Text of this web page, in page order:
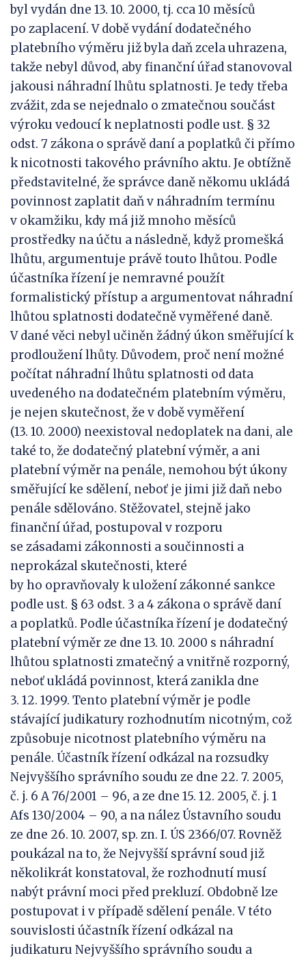
byl vydán dne 13. 10. 2000, tj. cca 10 měsíců
po zaplacení. V době vydání dodatečného
platebního výměru již byla daň zcela uhrazena,
takže nebyl důvod, aby finanční úřad stanovoval
jakousi náhradní lhůtu splatnosti. Je tedy třeba
zvážit, zda se nejednalo o zmatečnou součást
výroku vedoucí k neplatnosti podle ust. § 32
odst. 7 zákona o správě daní a poplatků či přímo
k nicotnosti takového právního aktu. Je obtížně
představitelné, že správce daně někomu ukládá
povinnost zaplatit daň v náhradním termínu
v okamžiku, kdy má již mnoho měsíců
prostředky na účtu a následně, když promešká
lhůtu, argumentuje právě touto lhůtou. Podle
účastníka řízení je nemravné použít
formalistický přístup a argumentovat náhradní
lhůtou splatnosti dodatečně vyměřené daně.
V dané věci nebyl učiněn žádný úkon směřující k
prodloužení lhůty. Důvodem, proč není možné
počítat náhradní lhůtu splatnosti od data
uvedeného na dodatečném platebním výměru,
je nejen skutečnost, že v době vyměření
(13. 10. 2000) neexistoval nedoplatek na dani, ale
také to, že dodatečný platební výměr, a ani
platební výměr na penále, nemohou být úkony
směřující ke sdělení, neboť je jimi již daň nebo
penále sdělováno. Stěžovatel, stejně jako
finanční úřad, postupoval v rozporu
se zásadami zákonnosti a součinnosti a
neprokázal skutečnosti, které
by ho opravňovaly k uložení zákonné sankce
podle ust. § 63 odst. 3 a 4 zákona o správě daní
a poplatků. Podle účastníka řízení je dodatečný
platební výměr ze dne 13. 10. 2000 s náhradní
lhůtou splatnosti zmatečný a vnitřně rozporný,
neboť ukládá povinnost, která zanikla dne
3. 12. 1999. Tento platební výměr je podle
stávající judikatury rozhodnutím nicotným, což
způsobuje nicotnost platebního výměru na
penále. Účastník řízení odkázal na rozsudky
Nejvyššího správního soudu ze dne 22. 7. 2005,
č. j. 6 A 76/2001 – 96, a ze dne 15. 12. 2005, č. j. 1
Afs 130/2004 – 90, a na nález Ústavního soudu
ze dne 26. 10. 2007, sp. zn. I. ÚS 2366/07. Rovněž
poukázal na to, že Nejvyšší správní soud již
několikrát konstatoval, že rozhodnutí musí
nabýt právní moci před prekluzí. Obdobně lze
postupovat i v případě sdělení penále. V této
souvislosti účastník řízení odkázal na
judikaturu Nejvyššího správního soudu a